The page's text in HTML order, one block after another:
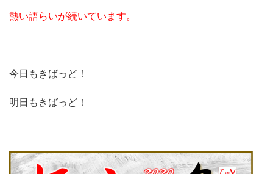
熱い語らいが続いています。
今日もきばっど！
明日もきばっど！